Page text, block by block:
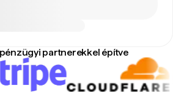
partnerekkel építve